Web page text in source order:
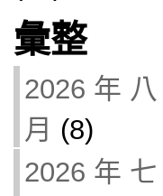
彙整
2026 年 八
月 (8)
2026 年 七